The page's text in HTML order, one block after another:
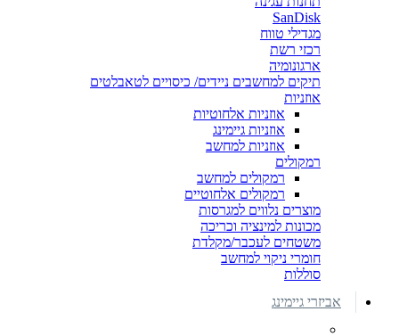
SanDisk
מגדילי טווח
רכזי רשת
ארגונומיה
תיקים למחשבים ניידים/ כיסויים לטאבלטים
אוזניות
אוזניות אלחוטיות
אוזניות גיימינג
אוזניות למחשב
רמקולים
רמקולים למחשב
רמקולים אלחוטיים
מוצרים נלווים למגרסות
מכונות למינציה וכריכה
משטחים לעכבר/מקלדת
חומרי ניקוי למחשב
סוללות
אביזרי גיימינג